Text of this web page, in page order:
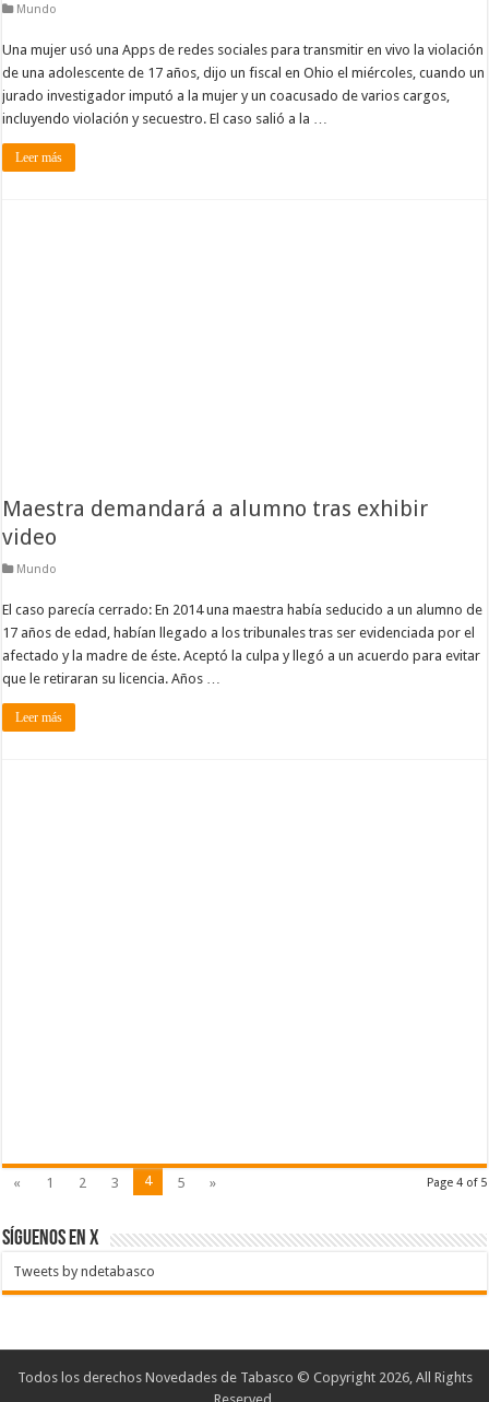
Mundo
Una mujer usó una Apps de redes sociales para transmitir en vivo la violación
de una adolescente de 17 años, dijo un fiscal en Ohio el miércoles, cuando un
jurado investigador imputó a la mujer y un coacusado de varios cargos,
incluyendo violación y secuestro. El caso salió a la …
Leer más
Maestra demandará a alumno tras exhibir
video
Mundo
El caso parecía cerrado: En 2014 una maestra había seducido a un alumno de
17 años de edad, habían llegado a los tribunales tras ser evidenciada por el
afectado y la madre de éste. Aceptó la culpa y llegó a un acuerdo para evitar
que le retiraran su licencia. Años …
Leer más
Page 4 of 5
« 1 2 3 4 5 »
SÍGUENOS EN X
Tweets by ndetabasco
Todos los derechos Novedades de Tabasco © Copyright 2026, All Rights